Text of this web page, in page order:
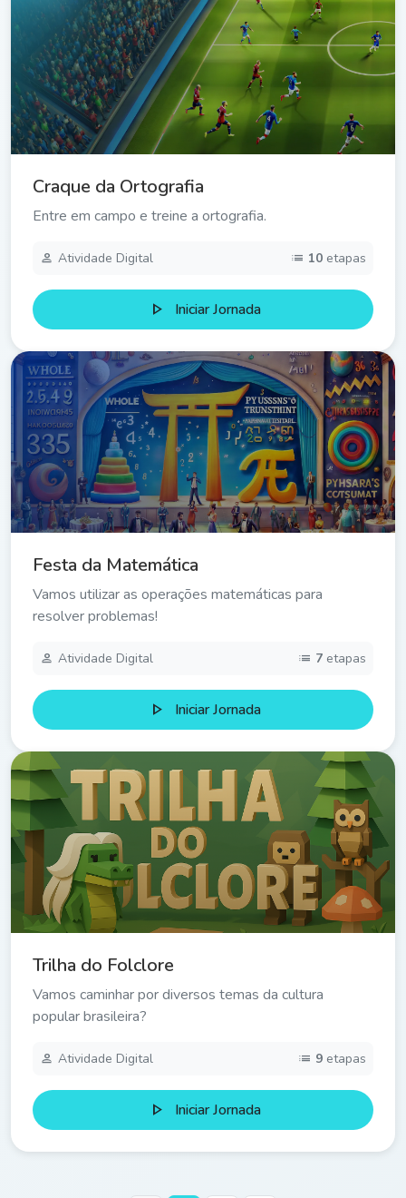
Craque da Ortografia
Entre em campo e treine a ortografia.
person Atividade Digital list 10 etapas
play_arrow Iniciar Jornada
Festa da Matemática
Vamos utilizar as operações matemáticas para
resolver problemas!
person Atividade Digital list 7 etapas
play_arrow Iniciar Jornada
Trilha do Folclore
Vamos caminhar por diversos temas da cultura
popular brasileira?
person Atividade Digital list 9 etapas
play_arrow Iniciar Jornada